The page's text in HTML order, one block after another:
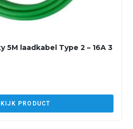
5M laadkabel Type 2 – 16A 3
PRODUCT